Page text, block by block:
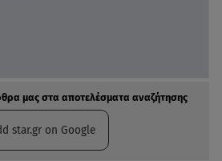
μας στα αποτελέσματα αναζήτησης
star.gr on Google